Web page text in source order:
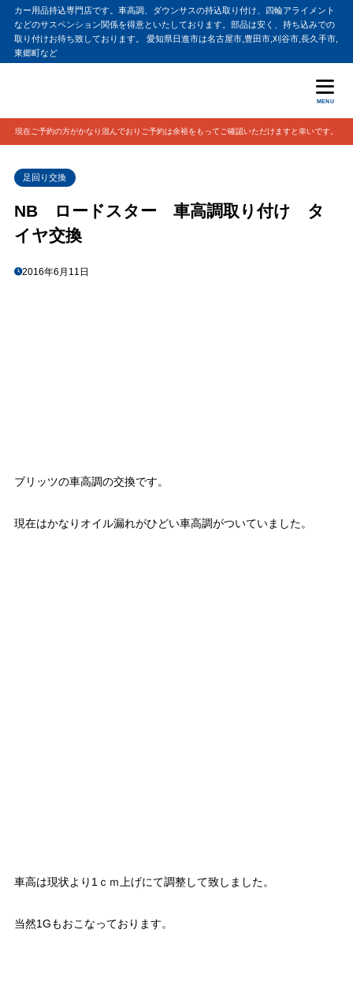
カー用品持込専門店です。車高調、ダウンサスの持込取り付け、四輪アライメント
などのサスペンション関係を得意といたしております。部品は安く、持ち込みでの
取り付けお待ち致しております。 愛知県日進市は名古屋市,豊田市,刈谷市,長久手市,
東郷町など
MENU
現在ご予約の方がかなり混んでおりご予約は余裕をもってご確認いただけますと幸いです。
足回り交換
NB ロードスター 車高調取り付け タ
イヤ交換
2016年6月11日
ブリッツの車高調の交換です。
現在はかなりオイル漏れがひどい車高調がついていました。
車高は現状より1ｃｍ上げにて調整して致しました。
当然1Gもおこなっております。